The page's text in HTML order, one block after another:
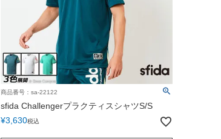
商品番号：sa-22122
sfida ChallengerプラクティスシャツS/S
¥3,630税込